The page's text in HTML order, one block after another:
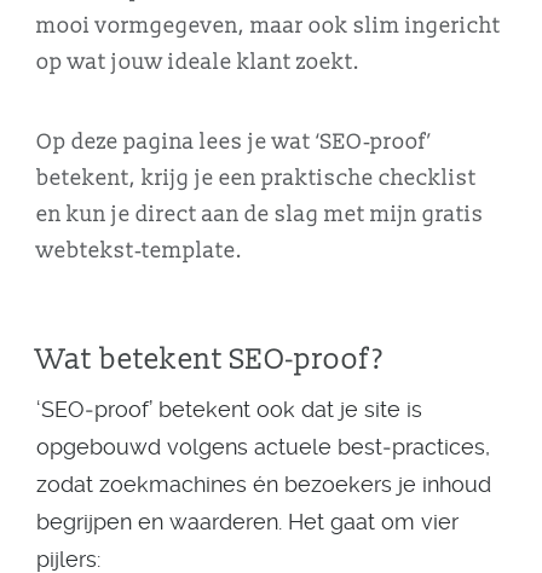
mooi vormgegeven, maar ook slim ingericht
op wat jouw ideale klant zoekt.
Op deze pagina lees je wat ‘SEO‑proof’
betekent, krijg je een praktische checklist
en kun je direct aan de slag met mijn gratis
webtekst‑template.
Wat betekent SEO-proof?
‘SEO‑proof’ betekent ook dat je site is
opgebouwd volgens actuele best‑practices,
zodat zoekmachines én bezoekers je inhoud
begrijpen en waarderen. Het gaat om vier
pijlers: